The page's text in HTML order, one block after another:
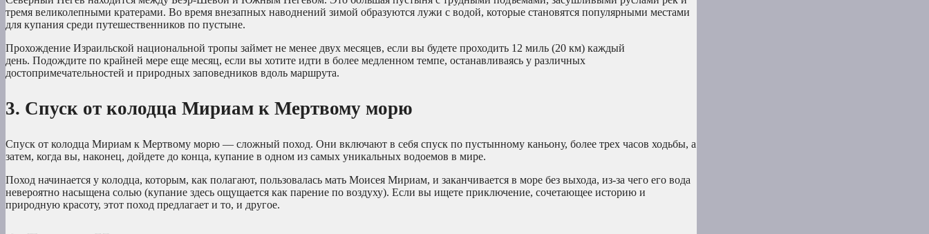
тремя великолепными кратерами. Во время внезапных наводнений зимой образуются лужи с водой, которые становятся популярными местами
для купания среди путешественников по пустыне.
Прохождение Израильской национальной тропы займет не менее двух месяцев, если вы будете проходить 12 миль (20 км) каждый
день. Подождите по крайней мере еще месяц, если вы хотите идти в более медленном темпе, останавливаясь у различных
достопримечательностей и природных заповедников вдоль маршрута.
3. Спуск от колодца Мириам к Мертвому морю
Спуск от колодца Мириам к Мертвому морю — сложный поход. Они включают в себя спуск по пустынному каньону, более трех часов ходьбы, а
затем, когда вы, наконец, дойдете до конца, купание в одном из самых уникальных водоемов в мире.
Поход начинается у колодца, которым, как полагают, пользовалась мать Моисея Мириам, и заканчивается в море без выхода, из-за чего его вода
невероятно насыщена солью (купание здесь ощущается как парение по воздуху). Если вы ищете приключение, сочетающее историю и
природную красоту, этот поход предлагает и то, и другое.